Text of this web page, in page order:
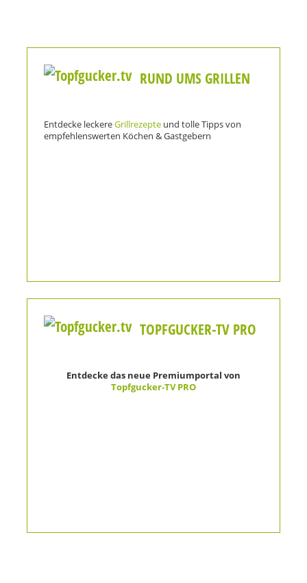
RUND UMS GRILLEN
Entdecke leckereGrillrezepte und tolle Tipps von
empfehlenswerten Köchen & Gastgebern
TOPFGUCKER-TV PRO
Entdecke das neue Premiumportal von
Topfgucker-TV PRO